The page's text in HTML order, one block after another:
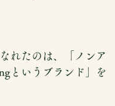
れたのは、「ノンア
というブランド」を